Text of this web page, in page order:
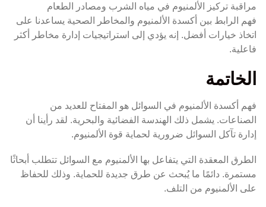
مراقبة تركيز الألمنيوم في مياه الشرب ومصادر الطعام
فهم الرابط بين أكسدة الألمنيوم والمخاطر الصحية يساعدنا على
اتخاذ خيارات أفضل. إنه يؤدي إلى استراتيجيات إدارة مخاطر أكثر
فاعلية.
الخاتمة
فهم أكسدة الألمنيوم في السوائل هو المفتاح للعديد من
الصناعات. يشمل ذلك الهندسة الفضائية والبحرية. لقد رأينا أن
إدارة تآكل السوائل ضرورية لحماية قوة الألمنيوم.
الطرق المعقدة التي يتفاعل بها الألمنيوم مع السوائل تتطلب أبحاثًا
مستمرة. دائمًا ما يُبحث عن طرق جديدة للحماية. وذلك للحفاظ
على الألمنيوم من التلف.